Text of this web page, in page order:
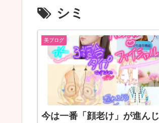
シミ
美ブログ
今は一番「顔老け」が進んじ